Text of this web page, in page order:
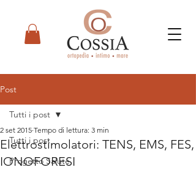
Post
Tutti i post
Progetto Salute
Tutti i post
Elettrostimolatori: TENS, EMS, FES,
IONOFORESI
2 set 2015 Tempo di lettura: 3 min